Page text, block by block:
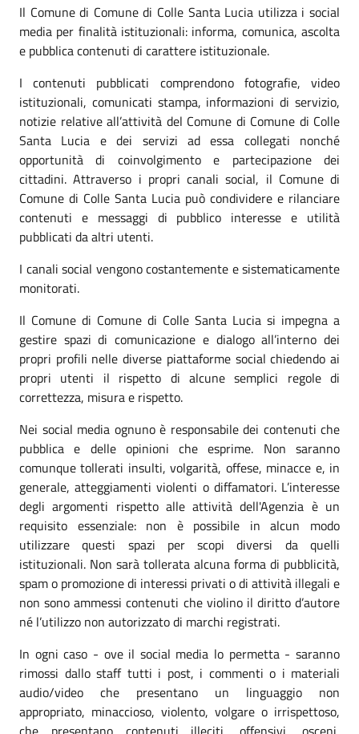
Il Comune di Comune di Colle Santa Lucia utilizza i social
media per finalità istituzionali: informa, comunica, ascolta
e pubblica contenuti di carattere istituzionale.
I contenuti pubblicati comprendono fotografie, video
istituzionali, comunicati stampa, informazioni di servizio,
notizie relative all’attività del Comune di Comune di Colle
Santa Lucia e dei servizi ad essa collegati nonché
opportunità di coinvolgimento e partecipazione dei
cittadini. Attraverso i propri canali social, il Comune di
Comune di Colle Santa Lucia può condividere e rilanciare
contenuti e messaggi di pubblico interesse e utilità
pubblicati da altri utenti.
I canali social vengono costantemente e sistematicamente
monitorati.
Il Comune di Comune di Colle Santa Lucia si impegna a
gestire spazi di comunicazione e dialogo all’interno dei
propri profili nelle diverse piattaforme social chiedendo ai
propri utenti il rispetto di alcune semplici regole di
correttezza, misura e rispetto.
Nei social media ognuno è responsabile dei contenuti che
pubblica e delle opinioni che esprime. Non saranno
comunque tollerati insulti, volgarità, offese, minacce e, in
generale, atteggiamenti violenti o diffamatori. L’interesse
degli argomenti rispetto alle attività dell'Agenzia è un
requisito essenziale: non è possibile in alcun modo
utilizzare questi spazi per scopi diversi da quelli
istituzionali. Non sarà tollerata alcuna forma di pubblicità,
spam o promozione di interessi privati o di attività illegali e
non sono ammessi contenuti che violino il diritto d’autore
né l’utilizzo non autorizzato di marchi registrati.
In ogni caso - ove il social media lo permetta - saranno
rimossi dallo staff tutti i post, i commenti o i materiali
audio/video che presentano un linguaggio non
appropriato, minaccioso, violento, volgare o irrispettoso,